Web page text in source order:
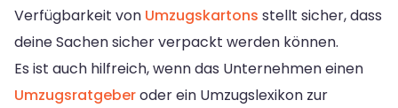
Verfügbarkeit von Umzugskartons stellt sicher, dass
deine Sachen sicher verpackt werden können.
Es ist auch hilfreich, wenn das Unternehmen einen
Umzugsratgeberoder ein Umzugslexikon zur